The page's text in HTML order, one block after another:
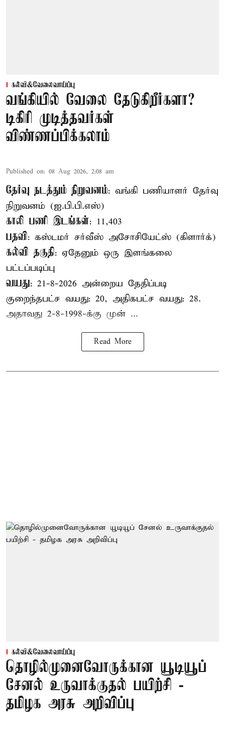
கல்வி&வேலைவாய்ப்பு
வங்கியில் வேலை தேடுகிறீர்களா?
டிகிரி முடித்தவர்கள்
விண்ணப்பிக்கலாம்
Published on: 08 Aug 2026, 2:08 am
தேர்வு நடத்தும் நிறுவனம்: வங்கி பணியாளர் தேர்வு
நிறுவனம் (ஐ.பி.பி.எஸ்)
காலி பணி இடங்கள்: 11,403
பதவி: கஸ்டமர் சர்வீஸ் அசோசியேட்ஸ் (கிளார்க்)
கல்வி தகுதி: ஏதேனும் ஒரு இளங்கலை
பட்டப்படிப்பு
வயது: 21-8-2026 அன்றைய தேதிப்படி
குறைந்தபட்ச வயது: 20, அதிகபட்ச வயது: 28.
அதாவது 2-8-1998-க்கு முன் ...
Read More
கல்வி&வேலைவாய்ப்பு
தொழில்முனைவோருக்கான யூடியூப்
சேனல் உருவாக்குதல் பயிற்சி -
தமிழக அரசு அறிவிப்பு